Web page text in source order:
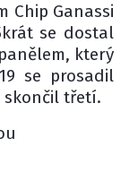
Chip Ganassi
se dostal
který
se prosadil
skončil třetí.